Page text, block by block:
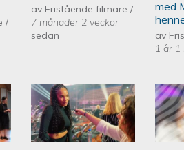
/
av Fristående filmare /
7 månader 2 veckor
sedan
med
av
1 år 1
Andersson
240608
Intervju med
Melodifestivalen